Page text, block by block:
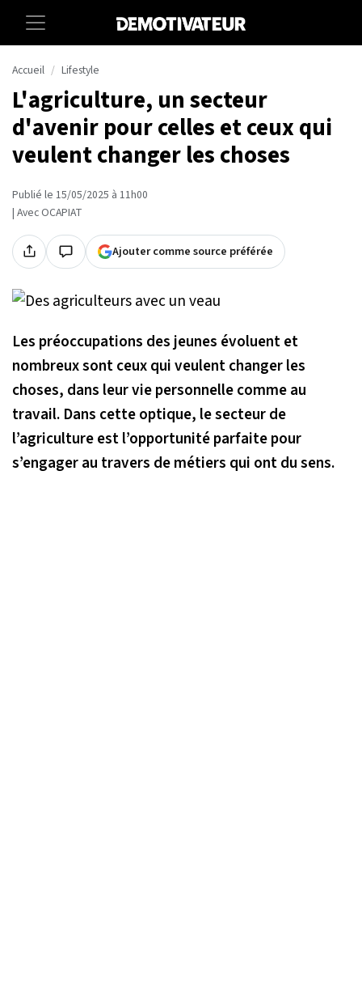
Accueil Lifestyle
L'agriculture, un secteur
d'avenir pour celles et ceux qui
veulent changer les choses
Publié le 15/05/2025 à 11h00
| Avec OCAPIAT
Ajouter comme source préférée
Les préoccupations des jeunes évoluent et
nombreux sont ceux qui veulent changer les
choses, dans leur vie personnelle comme au
travail. Dans cette optique, le secteur de
l’agriculture est l’opportunité parfaite pour
s’engager au travers de métiers qui ont du sens.